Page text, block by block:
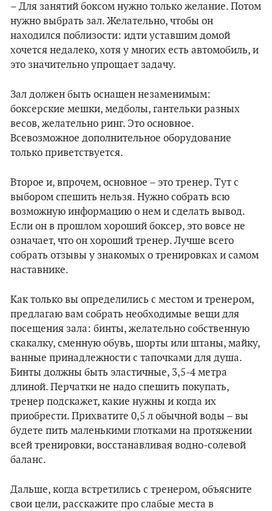
– Для занятий боксом нужно только желание. Потом
нужно выбрать зал. Желательно, чтобы он
находился поблизости: идти уставшим домой
хочется недалеко, хотя у многих есть автомобиль, и
это значительно упрощает задачу.
Зал должен быть оснащен незаменимым:
боксерские мешки, медболы, гантельки разных
весов, желательно ринг. Это основное.
Всевозможное дополнительное оборудование
только приветствуется.
Второе и, впрочем, основное – это тренер. Тут с
выбором спешить нельзя. Нужно собрать всю
возможную информацию о нем и сделать вывод.
Если он в прошлом хороший боксер, это вовсе не
означает, что он хороший тренер. Лучше всего
собрать отзывы у знакомых о тренировках и самом
наставнике.
Как только вы определились с местом и тренером,
предлагаю вам собрать необходимые вещи для
посещения зала: бинты, желательно собственную
скакалку, сменную обувь, шорты или штаны, майку,
ванные принадлежности с тапочками для душа.
Бинты должны быть эластичные, 3,5-4 метра
длиной. Перчатки не надо спешить покупать,
тренер подскажет, какие нужны и когда их
приобрести. Прихватите 0,5 л обычной воды – вы
будете пить маленькими глотками на протяжении
всей тренировки, восстанавливая водно-солевой
баланс.
Дальше, когда встретились с тренером, объясните
свои цели, расскажите про слабые места в